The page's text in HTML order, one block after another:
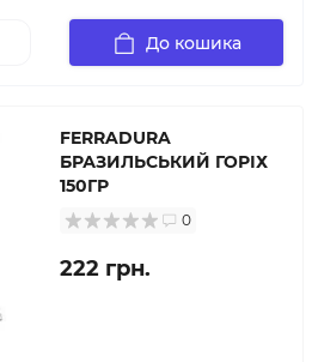
До кошика
FERRADURA
БРАЗИЛЬСЬКИЙ ГОРІХ
150ГР
0
222 грн.